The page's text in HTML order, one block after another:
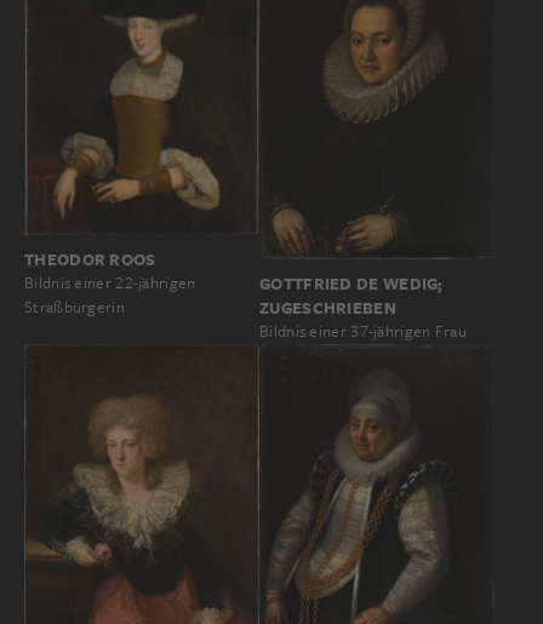
THEODOR ROOS
Bildnis einer 22-jährigen
Straßburgerin
GOTTFRIED DE WEDIG;
ZUGESCHRIEBEN
Bildnis einer 37-jährigen Frau